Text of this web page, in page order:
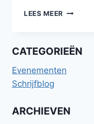
LEES MEER VERHAAL
HELL
CATEGORIEËN
Evenementen
Schrijfblog
ARCHIEVEN